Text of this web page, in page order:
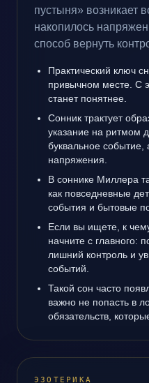
пустыня» возникает
накопилось
способ вернуть
Практический ключ
привычном месте. С
станет понятнее.
Сонник трактует
указание на ритмом
буквальное событие,
напряжения.
В соннике Миллера
как повседневные
события и бытовые
Если вы ищете, к
начните с главного:
лишний контроль и
событий.
Такой сон часто
важно не попасть в
обязательств,
ЭЗОТЕРИКА